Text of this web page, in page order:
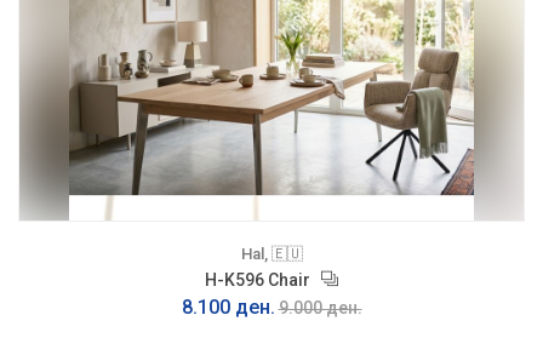
Hal, 🇪🇺
H-K596 Chair
8.100 ден. 9.000 ден.